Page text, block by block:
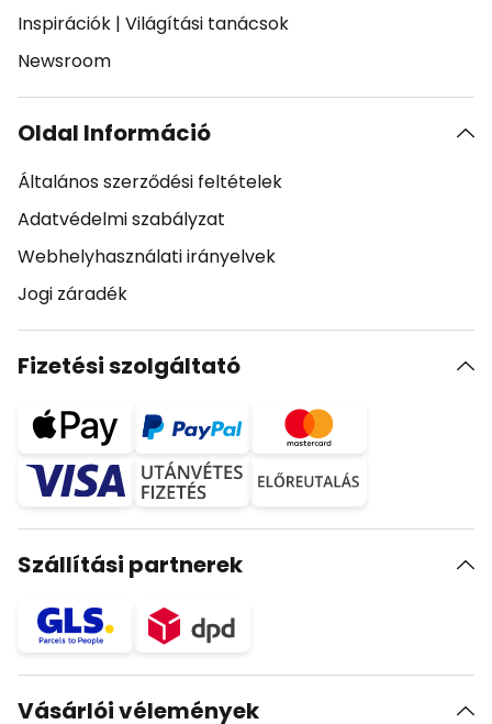
Inspirációk | Világítási tanácsok
Newsroom
Oldal Információ
Általános szerződési feltételek
Adatvédelmi szabályzat
Webhelyhasználati irányelvek
Jogi záradék
Fizetési szolgáltató
Szállítási partnerek
Vásárlói vélemények